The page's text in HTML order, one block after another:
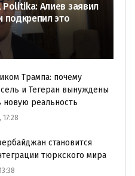
Алиев заявил
подкрепил это
Трампа: почему
и Тегеран вынуждены
новую реальность
17:28
становится
тюркского мира